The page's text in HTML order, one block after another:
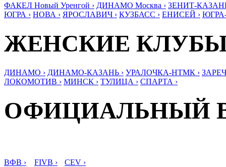
ФАКЕЛ Новый Уренгой › ДИНАМО Москва › ЗЕНИТ-
ЮГРА › НОВА › ЯРОСЛАВИЧ › КУЗБАСС › ЕНИСЕЙ ›
ЖЕНСКИЕ
ДИНАМО › ДИНАМО-КАЗАНЬ › УРАЛОЧКА-НТМК ›
ЛОКОМОТИВ › МИНСК › ТУЛИЦА › СПАРТА ›
ОФИЦИАЛЬНЫЙ
ВФВ › FIVB › CEV ›